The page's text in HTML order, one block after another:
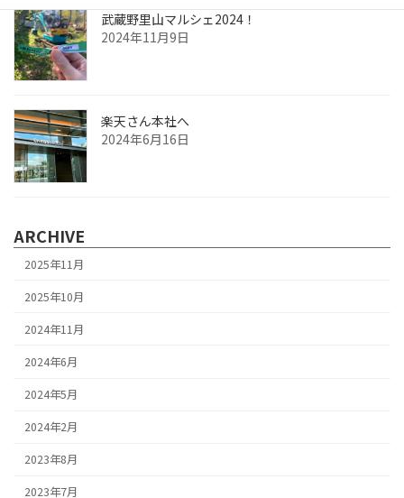
武蔵野里山マルシェ2024！
2024年11月9日
楽天さん本社へ
2024年6月16日
ARCHIVE
2025年11月
2025年10月
2024年11月
2024年6月
2024年5月
2024年2月
2023年8月
2023年7月